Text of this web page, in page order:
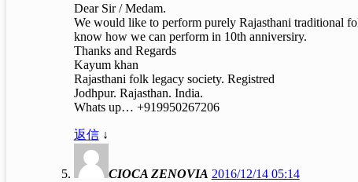
Dear Sir / Medam.
We would like to perform purely Rajasthani traditional
know how we can perform in 10th anniversiry.
Thanks and Regards
Kayum khan
Rajasthani folk legacy society. Registred
Jodhpur. Rajasthan. India.
Whats up… +919950267206
返信 ↓
CIOCA ZENOVIA 2016/12/14 05:14